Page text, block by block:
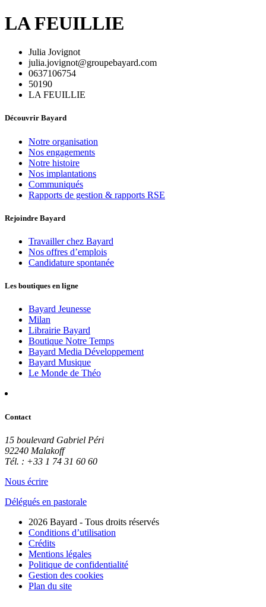
LA FEUILLIE
Julia Jovignot
julia.jovignot@groupebayard.com
0637106754
50190
LA FEUILLIE
Découvrir Bayard
Notre organisation
Nos engagements
Notre histoire
Nos implantations
Communiqués
Rapports de gestion & rapports RSE
Rejoindre Bayard
Travailler chez Bayard
Nos offres d’emplois
Candidature spontanée
Les boutiques en ligne
Bayard Jeunesse
Milan
Librairie Bayard
Boutique Notre Temps
Bayard Media Développement
Bayard Musique
Le Monde de Théo
Contact
15 boulevard Gabriel Péri
92240 Malakoff
Tél. : +33 1 74 31 60 60
Nous écrire
Délégués en pastorale
2026 Bayard - Tous droits réservés
Conditions d’utilisation
Crédits
Mentions légales
Politique de confidentialité
Gestion des cookies
Plan du site